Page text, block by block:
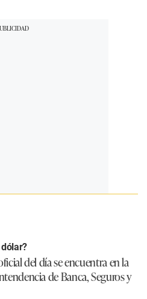
del día se encuentra en la
de Banca, Seguros y